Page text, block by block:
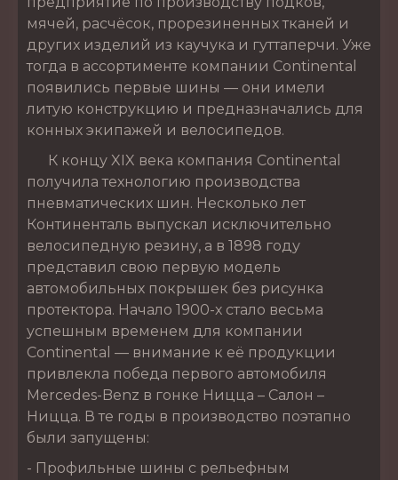
мячей, расчёсок, прорезиненных тканей и
других изделий из каучука и гуттаперчи. Уже
тогда в ассортименте компании Continental
появились первые шины — они имели
литую конструкцию и предназначались для
конных экипажей и велосипедов.
К концу XIX века компания Continental
получила технологию производства
пневматических шин. Несколько лет
Континенталь выпускал исключительно
велосипедную резину, а в 1898 году
представил свою первую модель
автомобильных покрышек без рисунка
протектора. Начало 1900-х стало весьма
успешным временем для компании
Continental — внимание к её продукции
привлекла победа первого автомобиля
Mercedes-Benz в гонке Ницца – Салон –
Ницца. В те годы в производство поэтапно
были запущены:
- Профильные шины с рельефным